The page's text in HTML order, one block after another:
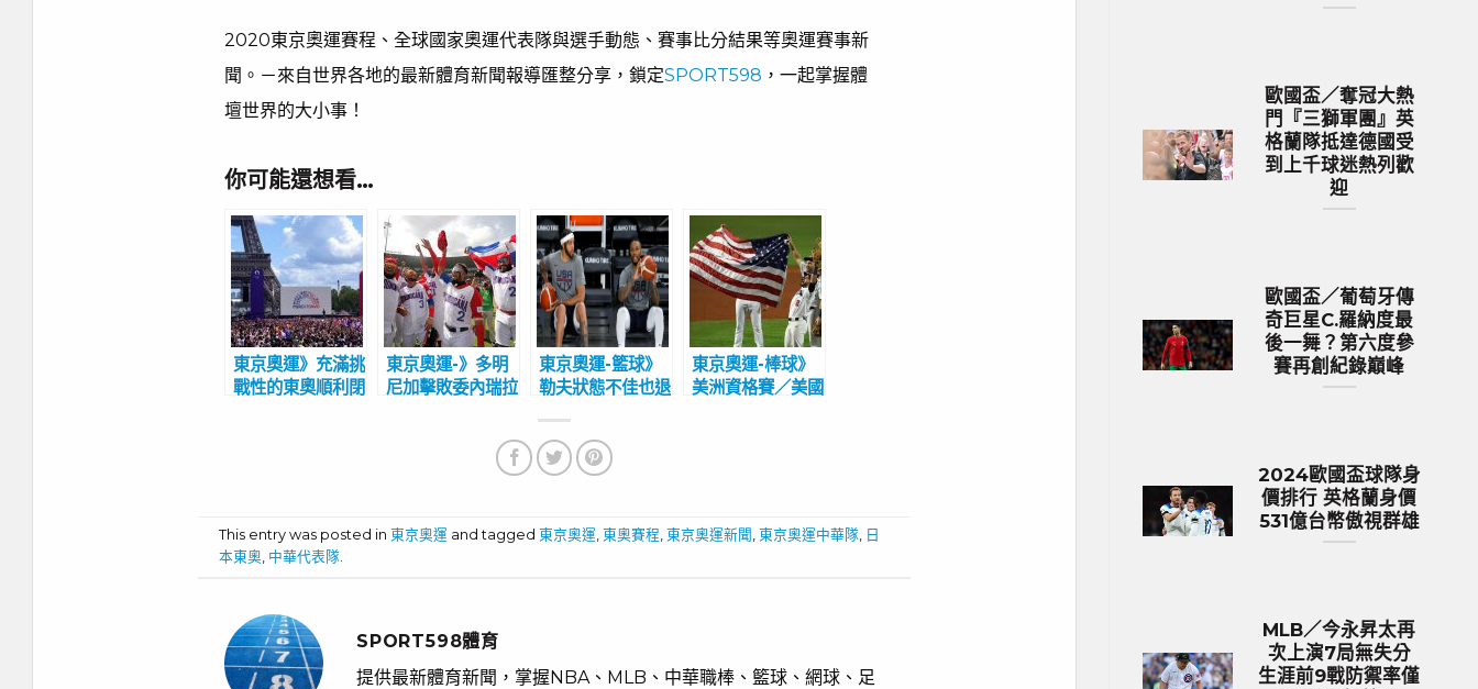
2020東京奧運賽程、全球國家奧運代表隊與選手動態、賽事比分結果等奧運賽事新
聞。－來自世界各地的最新體育新聞報導匯整分享，鎖定SPORT598 ，一起掌握體
壇世界的大小事！
你可能還想看…
東京奧運》充滿挑
戰性的東奧順利閉
東京奧運-》多明
尼加擊敗委內瑞拉
東京奧運-籃球》
勒夫狀態不佳也退
戰力榜僅排第3
東京奧運-棒球》
美洲資格賽／美國
This entry was posted in東京奧運 and tagged東京奧運,東奧賽程,東京奧運新聞 ,東京奧運中華隊, 日
本東奧, 中華代表隊.
SPORT598體育
提供最新體育新聞，掌握NBA、MLB、中華職棒、籃球、網球、足
歐國盃／奪冠大熱
門『三獅軍團』英
格蘭隊抵達德國受
到上千球迷熱列歡
迎
歐國盃／葡萄牙傳
奇巨星C.羅納度最
後一舞？第六度參
賽再創紀錄巔峰
2024歐國盃球隊身
價排行 英格蘭身價
531億台幣傲視群雄
MLB／今永昇太再
次上演7局無失分
生涯前9戰防禦率僅